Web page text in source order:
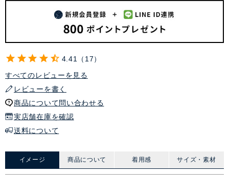
4.41
17
すべてのレビューを見る
レビューを書く
商品について問い合わせる
実店舗在庫を確認
送料について
イメージ 商品について 着用感 サイズ・素材